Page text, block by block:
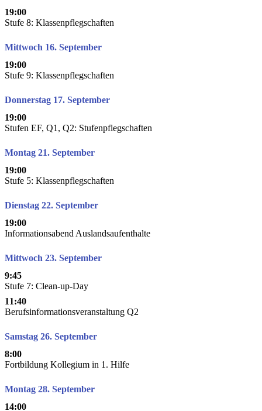
19:00
Stufe 8: Klassenpflegschaften
Mittwoch 16. September
19:00
Stufe 9: Klassenpflegschaften
Donnerstag 17. September
19:00
Stufen EF, Q1, Q2: Stufenpflegschaften
Montag 21. September
19:00
Stufe 5: Klassenpflegschaften
Dienstag 22. September
19:00
Informationsabend Auslandsaufenthalte
Mittwoch 23. September
9:45
Stufe 7: Clean-up-Day
11:40
Berufsinformationsveranstaltung Q2
Samstag 26. September
8:00
Fortbildung Kollegium in 1. Hilfe
Montag 28. September
14:00